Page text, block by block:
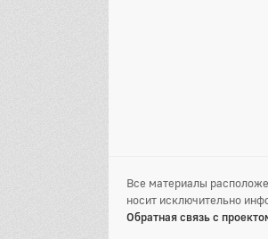
Все материалы
носит исключительно
Обратная связь с